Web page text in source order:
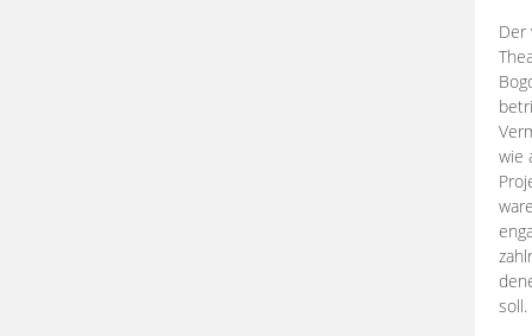
Der
wie
zahlr
soll.